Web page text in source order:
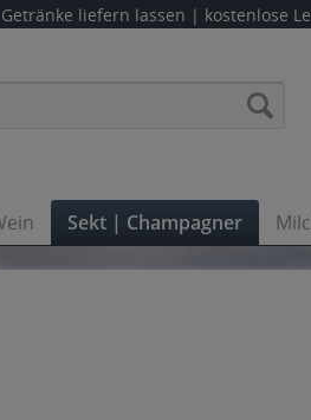
Getränke liefern lassen | kostenlose
Sekt | Champagner